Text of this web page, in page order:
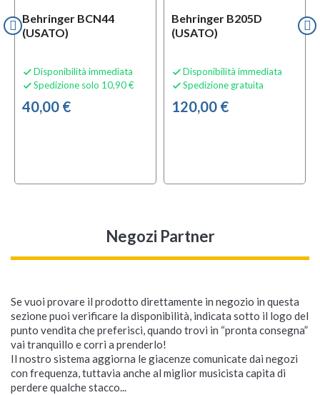
Behringer BCN44
(USATO)
 Disponibilità immediata
 Spedizione solo 10,90 €
40,00 €
Behringer B205D
(USATO)
 Disponibilità immediata
 Spedizione gratuita
120,00 €
Negozi Partner
Se vuoi provare il prodotto direttamente in negozio in questa
sezione puoi verificare la disponibilità, indicata sotto il logo del
punto vendita che preferisci, quando trovi in “pronta consegna”
vai tranquillo e corri a prenderlo!
Il nostro sistema aggiorna le giacenze comunicate dai negozi
con frequenza, tuttavia anche al miglior musicista capita di
perdere qualche stacco...